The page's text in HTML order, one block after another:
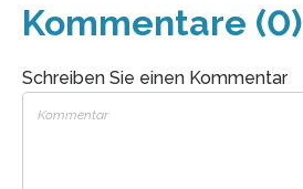
Kommentare (0)
Schreiben Sie einen Kommentar